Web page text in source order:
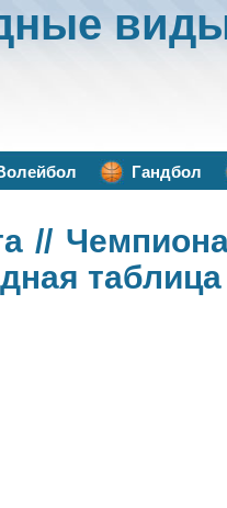
Гандбол
//